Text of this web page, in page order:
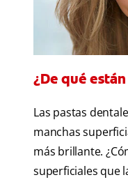
¿De qué
Las pastas
manchas
más brillante.
superficiales que